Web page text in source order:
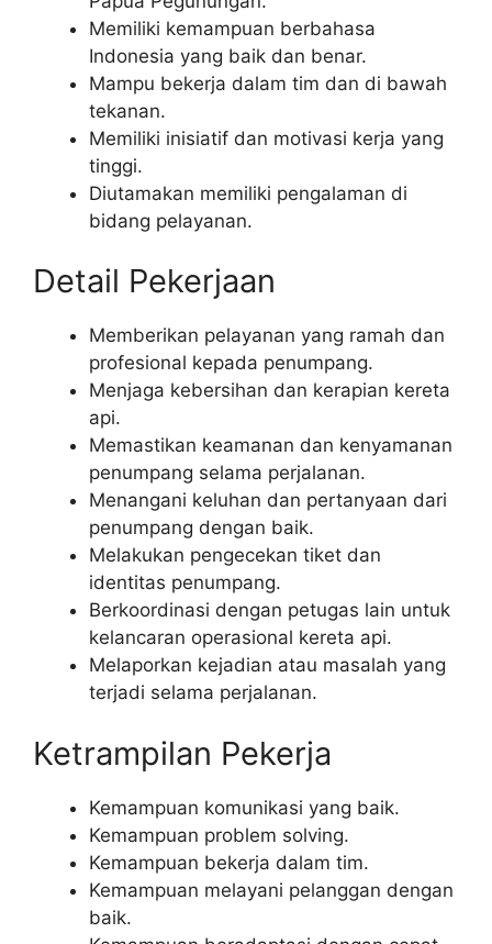
Memiliki kemampuan berbahasa
Indonesia yang baik dan benar.
Mampu bekerja dalam tim dan di bawah
tekanan.
Memiliki inisiatif dan motivasi kerja yang
tinggi.
Diutamakan memiliki pengalaman di
bidang pelayanan.
Detail Pekerjaan
Memberikan pelayanan yang ramah dan
profesional kepada penumpang.
Menjaga kebersihan dan kerapian kereta
api.
Memastikan keamanan dan kenyamanan
penumpang selama perjalanan.
Menangani keluhan dan pertanyaan dari
penumpang dengan baik.
Melakukan pengecekan tiket dan
identitas penumpang.
Berkoordinasi dengan petugas lain untuk
kelancaran operasional kereta api.
Melaporkan kejadian atau masalah yang
terjadi selama perjalanan.
Ketrampilan Pekerja
Kemampuan komunikasi yang baik.
Kemampuan problem solving.
Kemampuan bekerja dalam tim.
Kemampuan melayani pelanggan dengan
baik.